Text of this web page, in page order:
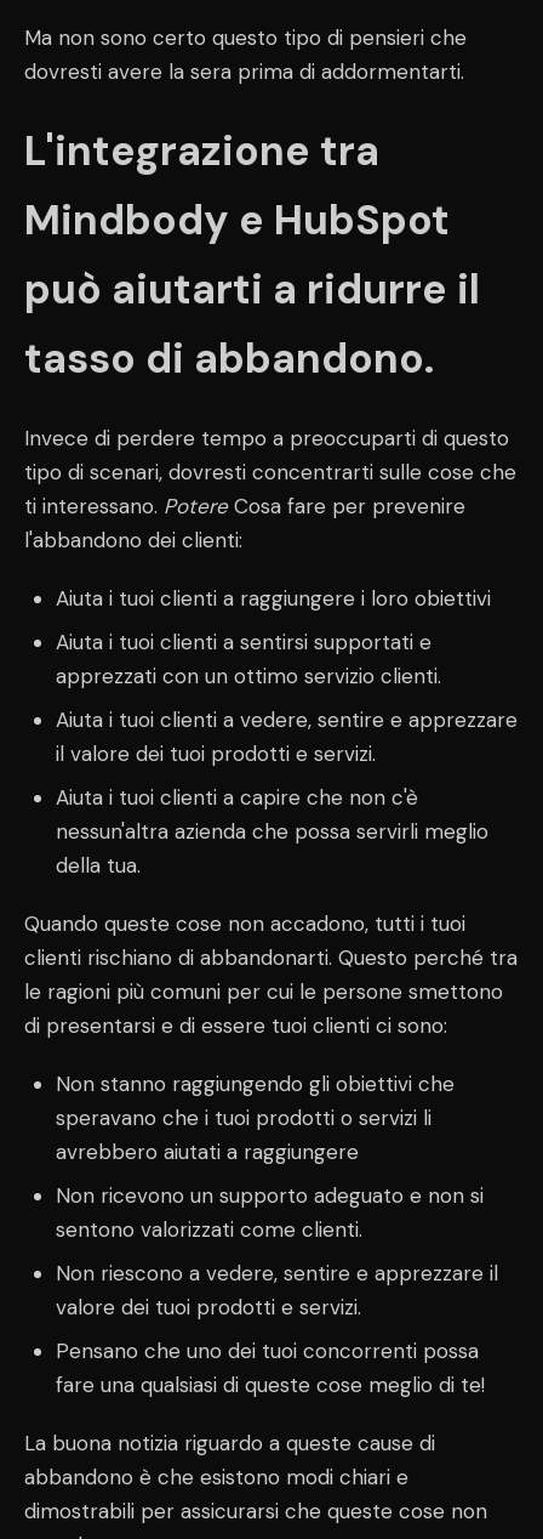
Ma non sono certo questo tipo di pensieri che
dovresti avere la sera prima di addormentarti.
L'integrazione tra
Mindbody e HubSpot
può aiutarti a ridurre il
tasso di abbandono.
Invece di perdere tempo a preoccuparti di questo
tipo di scenari, dovresti concentrarti sulle cose che
ti interessano. PotereCosa fare per prevenire
l'abbandono dei clienti:
Aiuta i tuoi clienti a raggiungere i loro obiettivi
Aiuta i tuoi clienti a sentirsi supportati e
apprezzati con un ottimo servizio clienti.
Aiuta i tuoi clienti a vedere, sentire e apprezzare
il valore dei tuoi prodotti e servizi.
Aiuta i tuoi clienti a capire che non c'è
nessun'altra azienda che possa servirli meglio
della tua.
Quando queste cose non accadono, tutti i tuoi
clienti rischiano di abbandonarti. Questo perché tra
le ragioni più comuni per cui le persone smettono
di presentarsi e di essere tuoi clienti ci sono:
Non stanno raggiungendo gli obiettivi che
speravano che i tuoi prodotti o servizi li
avrebbero aiutati a raggiungere
Non ricevono un supporto adeguato e non si
sentono valorizzati come clienti.
Non riescono a vedere, sentire e apprezzare il
valore dei tuoi prodotti e servizi.
Pensano che uno dei tuoi concorrenti possa
fare una qualsiasi di queste cose meglio di te!
La buona notizia riguardo a queste cause di
abbandono è che esistono modi chiari e
dimostrabili per assicurarsi che queste cose non